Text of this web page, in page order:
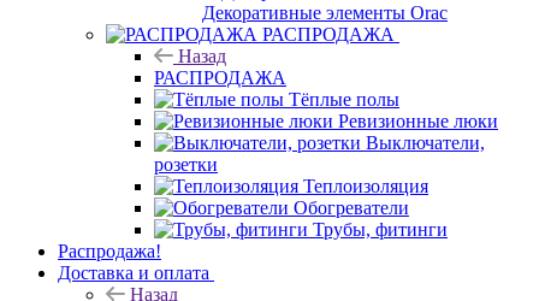
Декоративные элементы Orac
РАСПРОДАЖА
Назад
РАСПРОДАЖА
Тёплые полы
Ревизионные люки
Выключатели,
розетки
Теплоизоляция
Обогреватели
Трубы, фитинги
Распродажа!
Доставка и оплата
Назад